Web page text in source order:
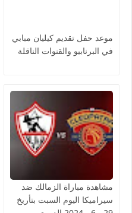
موعد حفل تقديم كيليان مبابي
في البرنابيو والقنوات الناقلة
مشاهدة مباراة الزمالك ضد
سيراميكا اليوم السبت بتأريخ